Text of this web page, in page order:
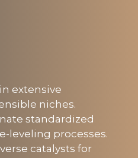
extensive
niches.
standardized
leveling processes.
catalysts for